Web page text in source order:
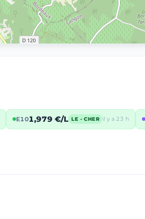
E101,979 €/L LE - CHER il y a 23 h